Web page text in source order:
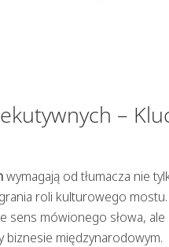
–
wymagają od tłumacza nie
roli kulturowego mostu.
sens mówionego słowa,
biznesie międzynarodowym.